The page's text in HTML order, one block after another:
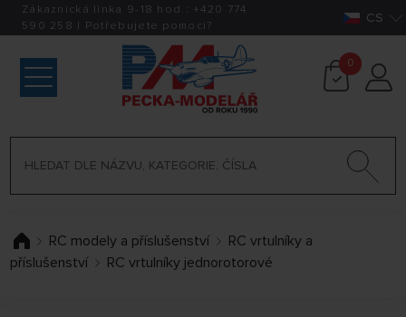
Zákaznická linka 9-18 hod.: +420 774
590 258 | Potřebujete pomoci? CS
0
RC modely a příslušenství
RC vrtulníky a
příslušenství
RC vrtulníky jednorotorové